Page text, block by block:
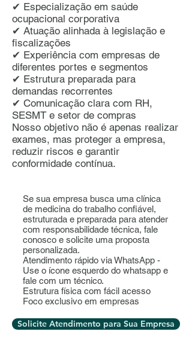
✔ Especialização em saúde
ocupacional corporativa
✔ Atuação alinhada à legislação e
fiscalizações
✔ Experiência com empresas de
diferentes portes e segmentos
✔ Estrutura preparada para
demandas recorrentes
✔ Comunicação clara com RH,
SESMT e setor de compras
Nosso objetivo não é apenas realizar
exames, mas proteger a empresa,
reduzir riscos e garantir
conformidade contínua.
Se sua empresa busca uma clínica
de medicina do trabalho confiável,
estruturada e preparada para atender
com responsabilidade técnica, fale
conosco e solicite uma proposta
personalizada.
Atendimento rápido via WhatsApp -
Use o ícone esquerdo do whatsapp e
fale com um técnico.
Estrutura física com fácil acesso
Foco exclusivo em empresas
Solicite Atendimento para Sua Empresa